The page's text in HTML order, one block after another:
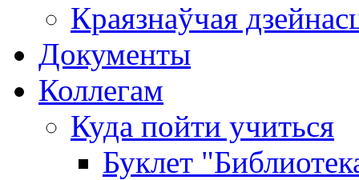
Краязнаўчая
Документы
Коллегам
Куда пойти учиться
Буклет